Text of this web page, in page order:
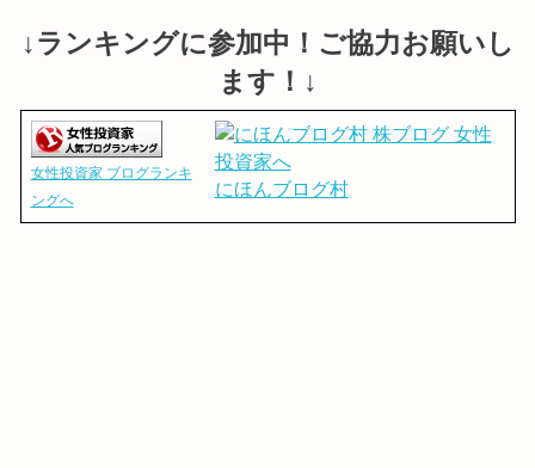
↓ランキングに参加中！ご協力お願いし
ます！↓
女性投資家 ブログランキ
ングへ
にほんブログ村